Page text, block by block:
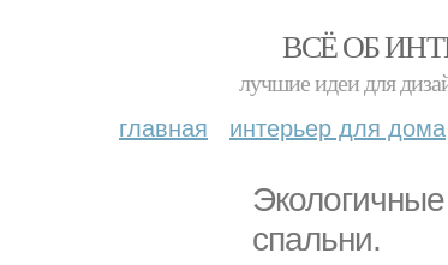
ВСЁ ОБ
лучшие идеи для
главная интерьер для дома
спальни.